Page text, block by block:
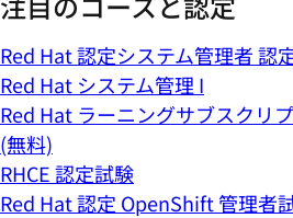
Red Hat 認定システム管理者 認
Red Hat システム管理 I
Red Hat ラーニングサブスクリ
(無料)
RHCE 認定試験
Red Hat 認定 OpenShift 管理者